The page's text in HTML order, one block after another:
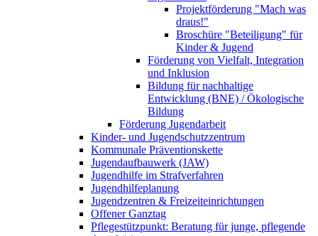
Projektförderung "Mach was
draus!"
Broschüre "Beteiligung" für
Kinder & Jugend
Förderung von Vielfalt, Integration
und Inklusion
Bildung für nachhaltige
Entwicklung (BNE) / Ökologische
Bildung
Förderung Jugendarbeit
Kinder- und Jugendschutzzentrum
Kommunale Präventionskette
Jugendaufbauwerk (JAW)
Jugendhilfe im Strafverfahren
Jugendhilfeplanung
Jugendzentren & Freizeiteinrichtungen
Offener Ganztag
Pflegestützpunkt: Beratung für junge, pflegende